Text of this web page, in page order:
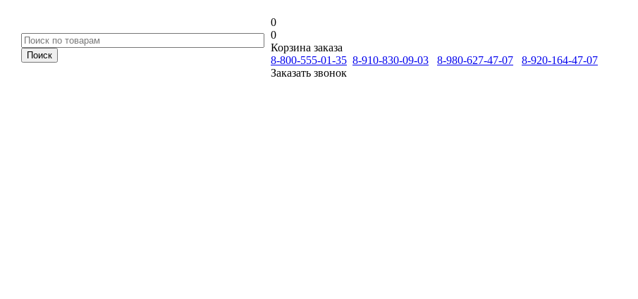
0
0
Корзина заказа
8-800-555-01-35 8-910-830-09-03 8-980-627-47-07
8-920-164-47-07
Заказать звонок